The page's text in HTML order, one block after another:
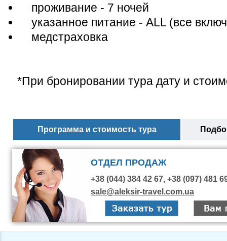
проживание - 7 ночей
указанное питание - ALL (все
медстраховка
*При бронировании тура дату и
Программа и стоимость тура
ОТДЕЛ ПРОДАЖ
+38 (044) 384 42 67, +38 (097) 481
sale@aleksir-travel.com.ua